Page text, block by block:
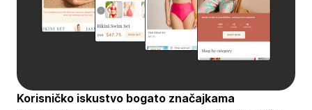
Korisničko iskustvo bogato značajkama